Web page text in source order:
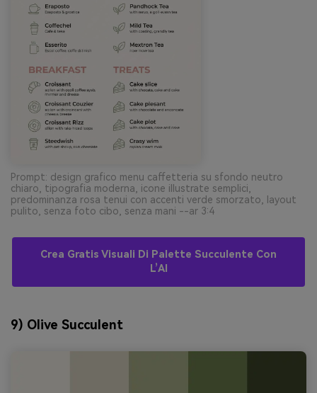
Prompt: design grafico menu caffetteria su sfondo neutro
chiaro, tipografia moderna, icone illustrate semplici,
predominanza rosa tenui con accenti verde smorzato, layout
pulito, senza foto cibo, senza mani --ar 3:4
Crea Gratis Visuali Di Palette Succulente Con
L’AI
9) Olive Succulent